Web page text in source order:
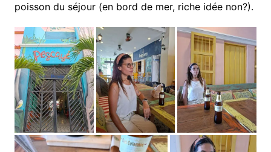
poisson du séjour (en bord de mer, riche idée non?).